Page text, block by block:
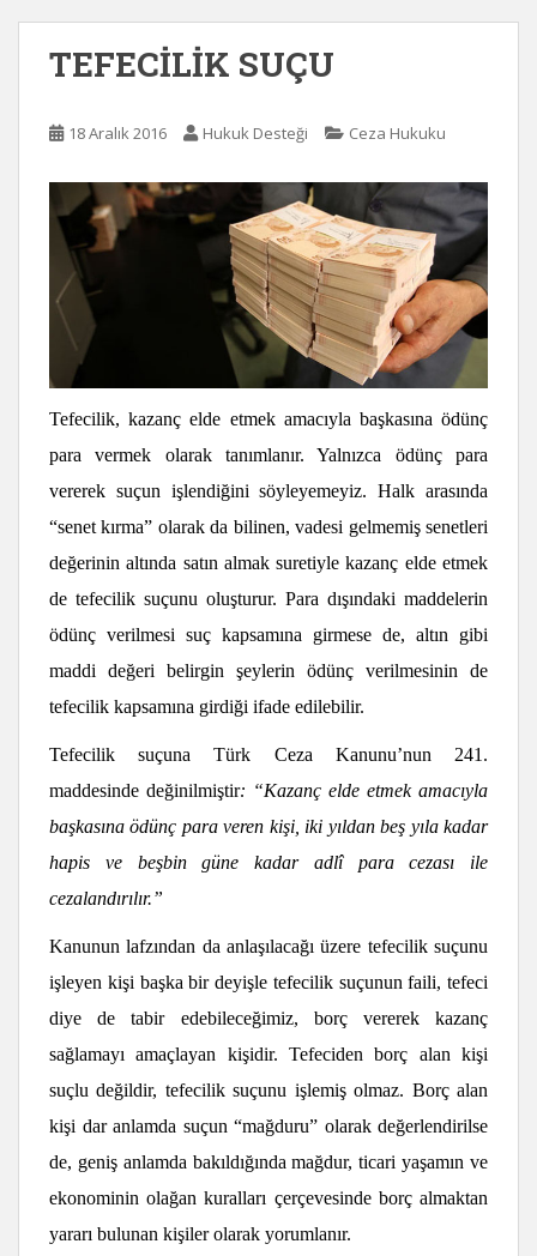
TEFECİLİK SUÇU
18 Aralık 2016 Hukuk Desteği Ceza Hukuku
Tefecilik, kazanç elde etmek amacıyla başkasına ödünç
para vermek olarak tanımlanır. Yalnızca ödünç para
vererek suçun işlendiğini söyleyemeyiz. Halk arasında
“senet kırma” olarak da bilinen, vadesi gelmemiş senetleri
değerinin altında satın almak suretiyle kazanç elde etmek
de tefecilik suçunu oluşturur. Para dışındaki maddelerin
ödünç verilmesi suç kapsamına girmese de, altın gibi
maddi değeri belirgin şeylerin ödünç verilmesinin de
tefecilik kapsamına girdiği ifade edilebilir.
Tefecilik suçuna Türk Ceza Kanunu’nun 241.
maddesinde değinilmiştir: “Kazanç elde etmek amacıyla
başkasına ödünç para veren kişi, iki yıldan beş yıla kadar
hapis ve beşbin güne kadar adlî para cezası ile
cezalandırılır.”
Kanunun lafzından da anlaşılacağı üzere tefecilik suçunu
işleyen kişi başka bir deyişle tefecilik suçunun faili, tefeci
diye de tabir edebileceğimiz, borç vererek kazanç
sağlamayı amaçlayan kişidir. Tefeciden borç alan kişi
suçlu değildir, tefecilik suçunu işlemiş olmaz. Borç alan
kişi dar anlamda suçun “mağduru” olarak değerlendirilse
de, geniş anlamda bakıldığında mağdur, ticari yaşamın ve
ekonominin olağan kuralları çerçevesinde borç almaktan
yararı bulunan kişiler olarak yorumlanır.